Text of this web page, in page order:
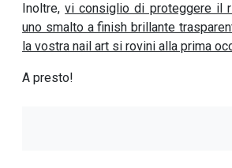
Inoltre,vi consiglio di proteggere il
uno smalto a finish brillante
la vostra nail art si rovini alla prima
A presto!